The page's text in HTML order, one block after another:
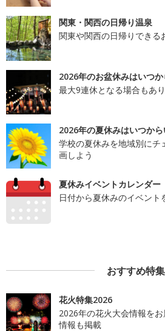
関東・関西の日帰り温泉
関東や関西の日帰りできる
2026年のお盆休みはいつか
最大9連休となる場合もあり
2026年の夏休みはいつから
学校の夏休みを地域別にチ
画しよう
夏休みイベントカレンダー
日付から夏休みのイベント
おすすめ特集
花火特集2026
2026年の花火大会情報を
情報も掲載